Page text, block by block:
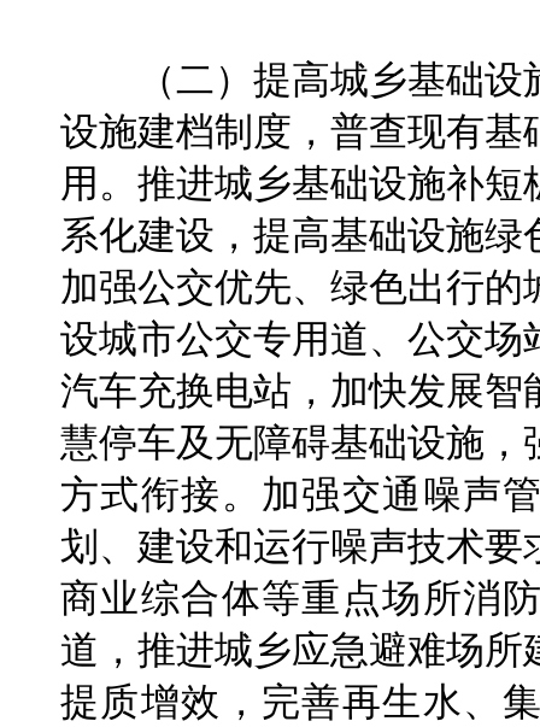
（二）提高城乡基础设
设施建档制度，普查现有
用。推进城乡基础设施补
系化建设，提高基础设施
加强公交优先、绿色出行
设城市公交专用道、公交
汽车充换电站，加快发展
慧停车及无障碍基础设施
方式衔接。加强交通噪声
划、建设和运行噪声技术
商业综合体等重点场所消
道，推进城乡应急避难场
提质增效，完善再生水、